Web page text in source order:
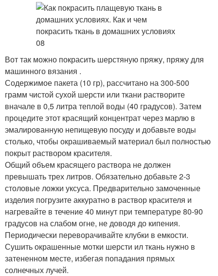
Вот так можно покрасить шерстяную пряжу, пряжу для
машинного вязания .
Содержимое пакета (10 гр), рассчитано на 300-500
грамм чистой сухой шерсти или ткани растворите
вначале в 0,5 литра теплой воды (40 градусов). Затем
процедите этот красящий концентрат через марлю в
эмалированную непищевую посуду и добавьте воды
столько, чтобы окрашиваемый материал был полностью
покрыт раствором красителя.
Общий объем красящего раствора не должен
превышать трех литров. Обязательно добавьте 2-3
столовые ложки уксуса. Предварительно замоченные
изделия погрузите аккуратно в раствор красителя и
нагревайте в течение 40 минут при температуре 80-90
градусов на слабом огне, не доводя до кипения.
Периодически переворачивайте клубки в емкости.
Сушить окрашенные мотки шерсти ил ткань нужно в
затененном месте, избегая попадания прямых
солнечных лучей.